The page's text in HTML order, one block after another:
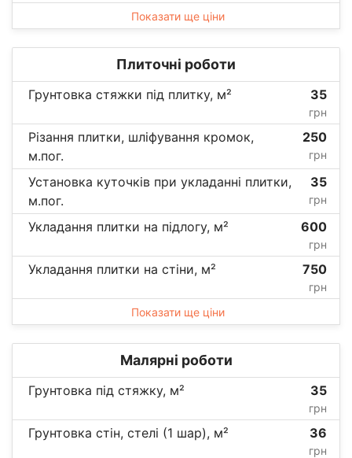
Показати ще ціни
Плиточні роботи
Грунтовка стяжки під плитку, м² 35
грн
Різання плитки, шліфування кромок,
м.пог.
250
грн
Установка куточків при укладанні плитки,
м.пог.
35
грн
Укладання плитки на підлогу, м² 600
грн
Укладання плитки на стіни, м² 750
грн
Показати ще ціни
Малярні роботи
Грунтовка під стяжку, м² 35
грн
Грунтовка стін, стелі (1 шар), м² 36
грн